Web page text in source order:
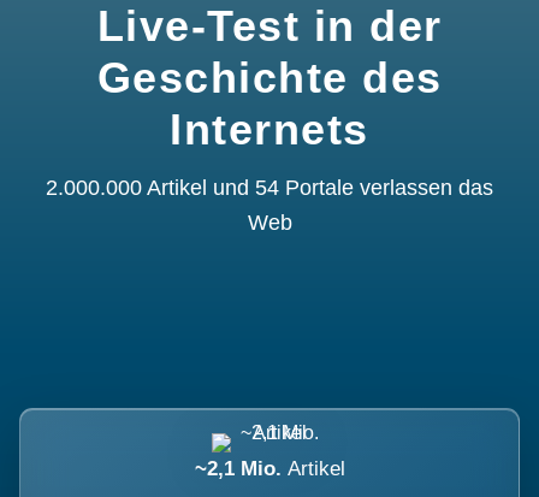
Live-Test in der
Geschichte des
Internets
2.000.000 Artikel und 54 Portale verlassen das
Web
~2,1 Mio. Artikel